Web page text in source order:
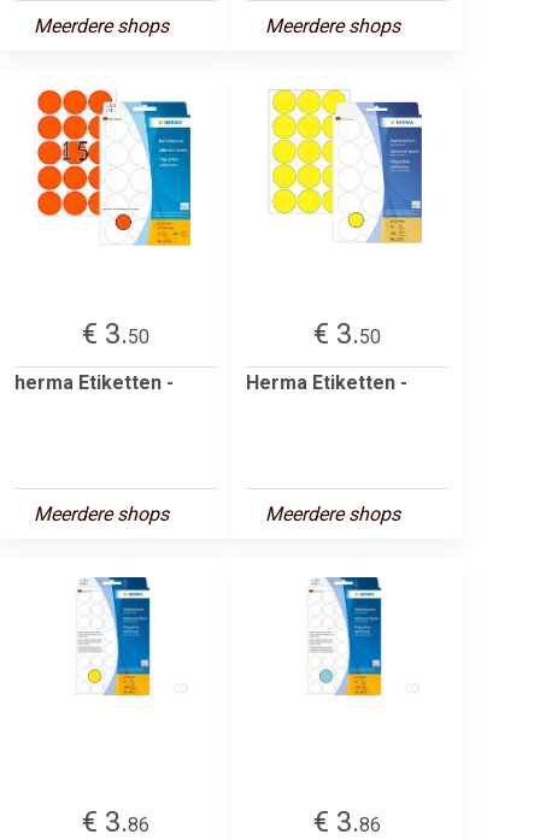
Meerdere shops Meerdere shops
€ 3.50
herma Etiketten -
Meerdere shops
€ 3.50
Herma Etiketten -
Meerdere shops
€ 3.86
€ 3.86